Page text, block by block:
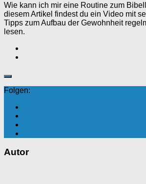
Wie kann ich mir eine Routine zum
diesem Artikel findest du ein Video mit
Tipps zum Aufbau der Gewohnheit
lesen.
Folgen:
Autor